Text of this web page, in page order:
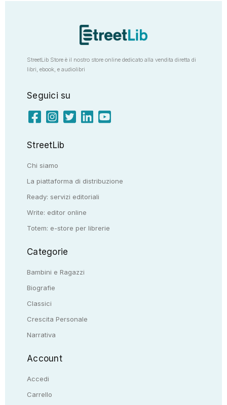
StreetLib Store è il nostro store online dedicato alla vendita diretta di
libri, ebook, e audiolibri
Seguici su
StreetLib
Chi siamo
La piattaforma di distribuzione
Ready: servizi editoriali
Write: editor online
Totem: e-store per librerie
Categorie
Bambini e Ragazzi
Biografie
Classici
Crescita Personale
Narrativa
Account
Accedi
Carrello